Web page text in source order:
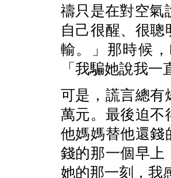
禱只是在對空氣
自己很醒、很
輸。」那時候
「我騙她說我
可是，謊言總有
萬元。最後迫不
他媽媽替他還錢
錢的那一個早上
她的那一刻，我